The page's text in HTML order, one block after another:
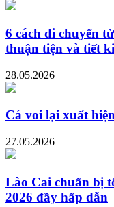
6 cách di chuyển
thuận tiện và tiết
28.05.2026
Cá voi lại xuất
27.05.2026
Lào Cai chuẩn bị
2026 đầy hấp dẫn